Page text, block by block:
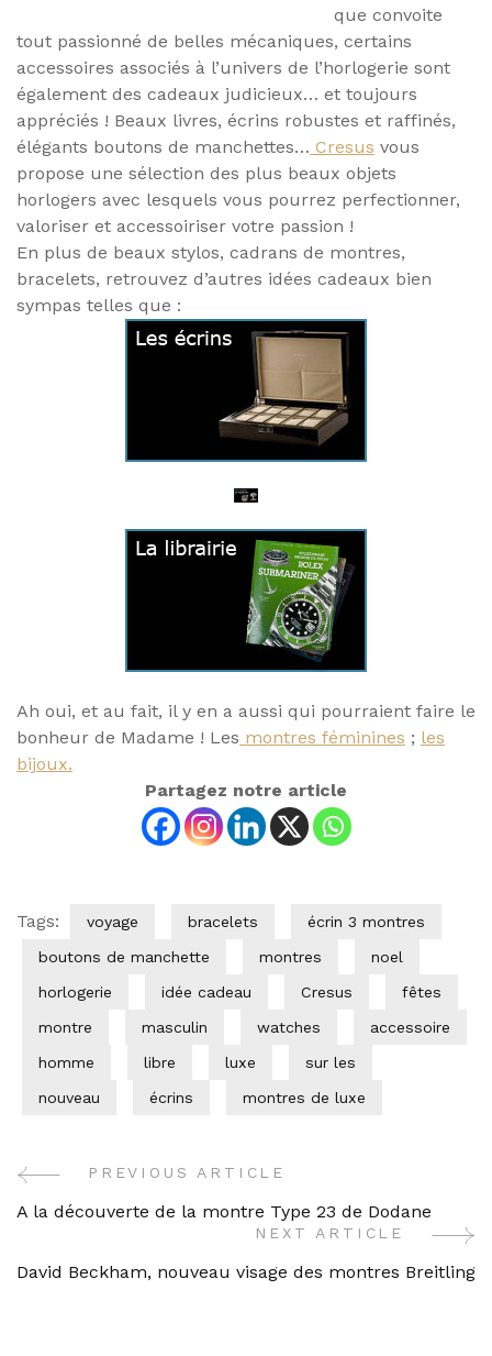
que convoite
tout passionné de belles mécaniques, certains
accessoires associés à l’univers de l’horlogerie sont
également des cadeaux judicieux… et toujours
appréciés ! Beaux livres, écrins robustes et raffinés,
élégants boutons de manchettes… Cresus vous
propose une sélection des plus beaux objets
horlogers avec lesquels vous pourrez perfectionner,
valoriser et accessoiriser votre passion !
En plus de beaux stylos, cadrans de montres,
bracelets, retrouvez d’autres idées cadeaux bien
sympas telles que :
Ah oui, et au fait, il y en a aussi qui pourraient faire le
bonheur de Madame ! Les montres féminines ; les
bijoux.
Partagez notre article
Tags: voyage bracelets
écrin 3 montres
boutons de manchette
montres
noel
horlogerie
idée cadeau Cresus
fêtes
montre
masculin watches
accessoire
homme
libre luxe
sur les
nouveau
écrins montres de luxe
Post
PREVIOUS ARTICLE
A la découverte de la montre Type 23 de Dodane
NEXT ARTICLE
David Beckham, nouveau visage des montres Breitling